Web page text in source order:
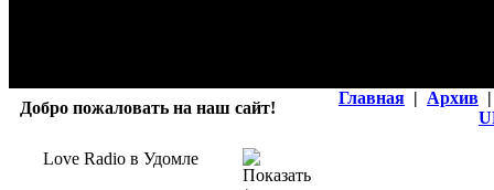
Добро пожаловать на наш сайт!
Главная | Архив |
Love Radio в Удомле